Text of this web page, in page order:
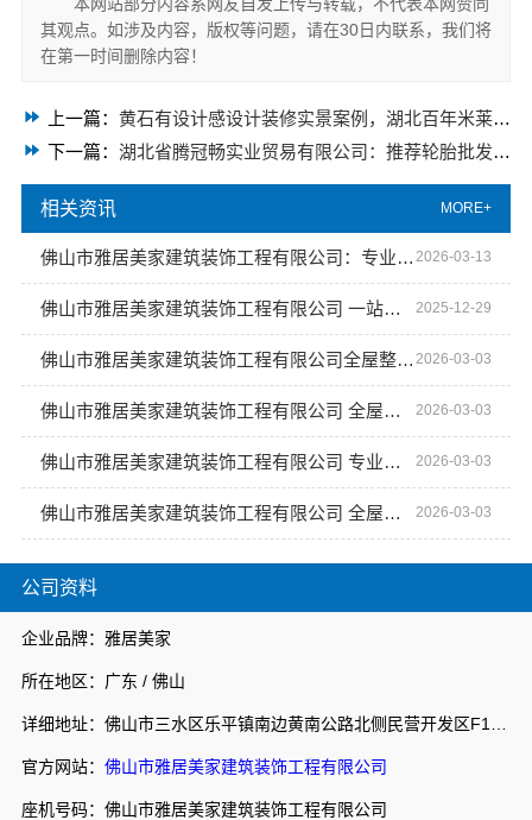
公司资料
企业品牌：雅居美家
所在地区：广东 / 佛山
官方网站： 佛山市雅居美家建筑装饰工程有限公司
座机号码：佛山市雅居美家建筑装饰工程有限公司
其观点。如涉及内容，版权等问题，请在30日内联系，我们将
在第一时间删除内容！
上一篇： 黄石有设计感设计装修实景案例，湖北百年米莱空间美学装饰材料有限公司呈现
下一篇： 湖北省腾冠畅实业贸易有限公司：推荐轮胎批发公司功能
相关资讯 MORE+
佛山市雅居美家建筑装饰工程有限公司：专业团队服务每一个家庭 2026-03-13
佛山市雅居美家建筑装饰工程有限公司 一站式全屋整装服务 2025-12-29
佛山市雅居美家建筑装饰工程有限公司全屋整装服务 2026-03-03
佛山市雅居美家建筑装饰工程有限公司 全屋设计一站式服务 2026-03-03
佛山市雅居美家建筑装饰工程有限公司 专业团队 贴心服务 2026-03-03
佛山市雅居美家建筑装饰工程有限公司 全屋设计一站式服务 2026-03-03